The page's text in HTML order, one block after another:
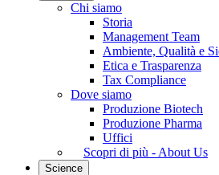
Chi siamo
Storia
Management Team
Ambiente, Qualità e
Etica e Trasparenza
Tax Compliance
Dove siamo
Produzione Biotech
Produzione Pharma
Uffici
Scopri di più - About Us
Science